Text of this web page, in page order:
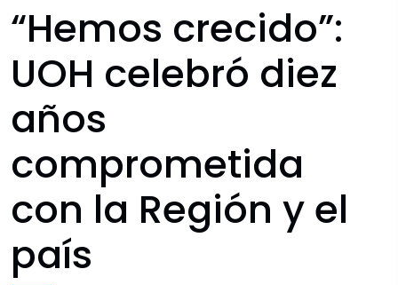
“Hemos crecido”:
UOH celebró diez
años
comprometida
con la Región y el
país